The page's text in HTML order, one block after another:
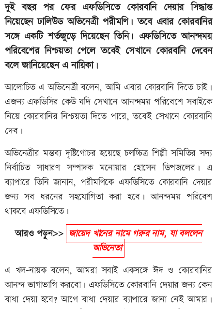
দুই বছর পর ফের এফডিসিতে কোরবানি দেয়ার সিদ্ধান্ত
নিয়েছেন ঢালিউড অভিনেত্রী পরীমণি। তবে এবার কোরবানির
সঙ্গে একটি শর্তজুড়ে দিয়েছেন তিনি। এফডিসিতে আনন্দময়
পরিবেশের নিশ্চয়তা পেলে তবেই সেখানে কোরবানি দেবেন
বলে জানিয়েছেন এ নায়িকা।
আলোচিত এ অভিনেত্রী বলেন, আমি এবার কোরবানি দিতে চাই।
এজন্য এফডিসির কেউ যদি সেখানে আনন্দময় পরিবেশে সবাইকে
নিয়ে কোরবানির নিশ্চয়তা দিতে পারে, তবেই সেখানে কোরবানি
দেব।
অভিনেত্রীর মন্তব্য দৃষ্টিগোচর হয়েছে চলচ্চিত্র শিল্পী সমিতির সদ্য
নির্বাচিত সাধারণ সম্পাদক মনোয়ার হোসেন ডিপজলের। এ
ব্যাপারে তিনি জানান, পরীমণিকে এফডিসিতে কোরবানি দেয়ার
জন্য সব ধরনের সহযোগিতা করা হবে। আনন্দময় পরিবেশ
থাকবে এফডিসিতে।
আরও পড়ুন>> জায়েদ খানের নামে গরুর নাম, যা বললেন
অভিনেতা
এ খল-নায়ক বলেন, আমরা সবাই একসঙ্গে ঈদ ও কোরবানির
আনন্দ ভাগাভাগি করবো। এফডিসিতে কোরবানি দেয়ার জন্য কেন
বাধা দেয়া হবে? আগে বাধা দেয়ার ব্যাপারে জানা নেই আমার।